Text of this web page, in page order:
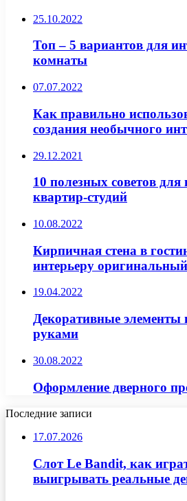
25.10.2022
Топ – 5 вариантов для
комнаты
07.07.2022
Как правильно
создания необычного
29.12.2021
10 полезных советов для
квартир-студий
10.08.2022
Кирпичная стена в
интерьеру
19.04.2022
Декоративные элементы
руками
30.08.2022
Оформление дверного
Последние записи
17.07.2026
Слот Le Bandit, как
выигрывать реальные